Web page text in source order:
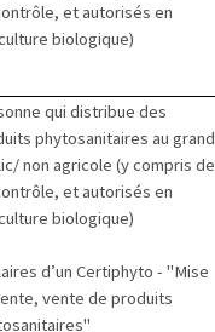
et autorisés en
biologique)
qui distribue des
phytosanitaires au grand
non agricole (y compris de
et autorisés en
biologique)
d’un Certiphyto - "Mise
vente de produits